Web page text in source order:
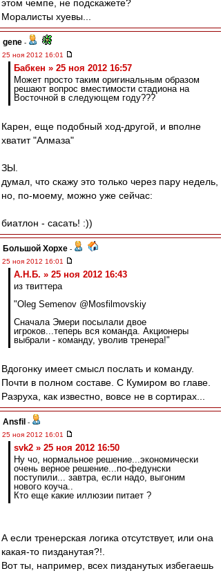
этом чемпе, не подскажете?
Моралисты хуевы...
gene -
25 ноя 2012 16:01
Бабкен » 25 ноя 2012 16:57
Может просто таким оригинальным образом
решают вопрос вместимости стадиона на
Восточной в следующем году???
Карен, еще подобный ход-другой, и вполне
хватит "Алмаза"
ЗЫ.
думал, что скажу это только через пару недель,
но, по-моему, можно уже сейчас:
биатлон - сасать! :))
Большой Хорхе -
25 ноя 2012 16:01
А.Н.Б. » 25 ноя 2012 16:43
из твиттера
"Oleg Semenov @Mosfilmovskiy
Сначала Эмери посылали двое
игроков...теперь вся команда. Акционеры
выбрали - команду, уволив тренера!"
Вдогонку имеет смысл послать и команду.
Почти в полном составе. С Кумиром во главе.
Разруха, как известно, вовсе не в сортирах...
Ansfil -
25 ноя 2012 16:01
svk2 » 25 ноя 2012 16:50
Ну чо, нормальное решение...экономически
очень верное решение...по-федунски
поступили... завтра, если надо, выгоним
нового коуча..
Кто еще какие иллюзии питает ?
А если тренерская логика отсутствует, или она
какая-то пизданутая?!.
Вот ты, например, всех пизданутых избегаешь